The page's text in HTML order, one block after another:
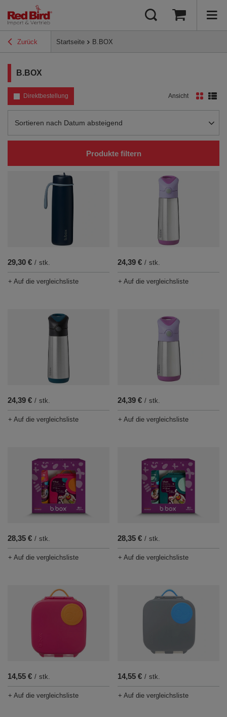
Zurück Startseite B.BOX
B.BOX
Direktbestellung
Sortierung ändern
Sortieren nach Datum absteigend
Ansicht
Produkte filtern
29,30 € / stk.
+ Auf die vergleichsliste
24,39 € / stk.
+ Auf die vergleichsliste
24,39 € / stk.
+ Auf die vergleichsliste
24,39 € / stk.
+ Auf die vergleichsliste
28,35 € / stk.
+ Auf die vergleichsliste
28,35 € / stk.
+ Auf die vergleichsliste
14,55 € / stk.
+ Auf die vergleichsliste
14,55 € / stk.
+ Auf die vergleichsliste